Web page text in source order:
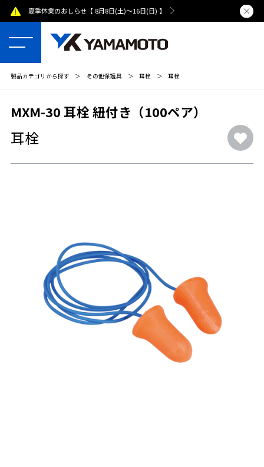
夏季休業のおしらせ【 8月8日(土)～16日(日) 】 熊本県で
製品カテゴリから探す ＞ その他保護具 ＞ 耳栓 ＞ 耳栓
MXM-30 耳栓 紐付き（100ペア）
耳栓